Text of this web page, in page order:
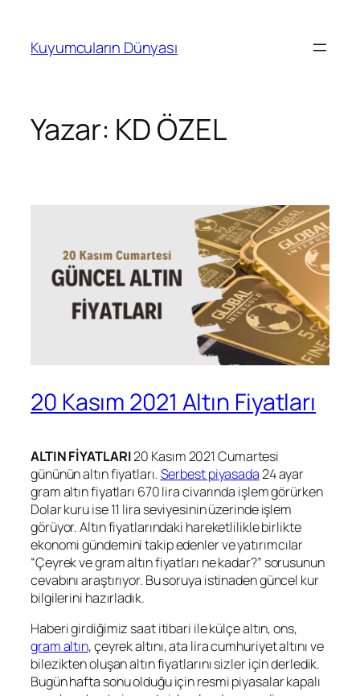
Kuyumcuların Dünyası
Yazar: KD ÖZEL
20 Kasım 2021 Altın Fiyatları
ALTIN FİYATLARI20 Kasım 2021 Cumartesi
gününün altın fiyatları.Serbest piyasada24 ayar
gram altın fiyatları 670 lira civarında işlem görürken
Dolar kuru ise 11 lira seviyesinin üzerinde işlem
görüyor. Altın fiyatlarındaki hareketlilikle birlikte
ekonomi gündemini takip edenler ve yatırımcılar
“Çeyrek ve gram altın fiyatları ne kadar?” sorusunun
cevabını araştırıyor. Bu soruya istinaden güncel kur
bilgilerini hazırladık.
Haberi girdiğimiz saat itibari ile külçe altın, ons,
gram altın, çeyrek altını, ata lira cumhuriyet altını ve
bilezikten oluşan altın fiyatlarını sizler için derledik.
Bugün hafta sonu olduğu için resmi piyasalar kapalı